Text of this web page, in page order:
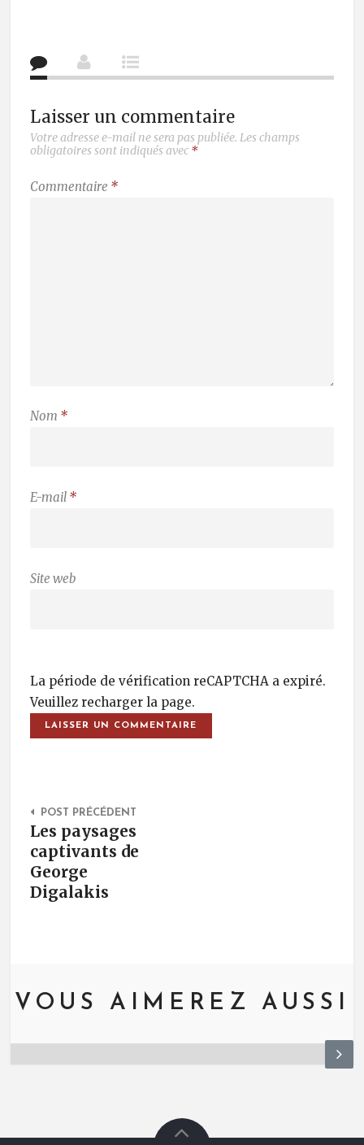
Laisser un commentaire
Votre adresse e-mail ne sera pas publiée. Les champs
obligatoires sont indiqués avec *
Commentaire *
Nom *
E-mail *
Site web
La période de vérification reCAPTCHA a expiré.
Veuillez recharger la page.
Post Navigation
POST PRÉCÉDENT
Les paysages
captivants de
George
Digalakis
VOUS AIMEREZ AUSSI